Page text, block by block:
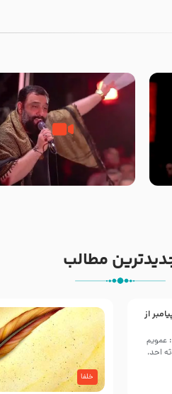
جانا جانا ابی عبدالله – کربلایی
جواد مقدم – شب هشتم محرم
مطالب
از
عمویم
احد،
خلفا